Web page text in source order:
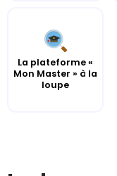
La plateforme «
Mon Master » à la
loupe